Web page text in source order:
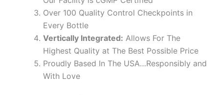
Over 100 Quality Control Checkpoints in
Every Bottle
Vertically Integrated: Allows For The
Highest Quality at The Best Possible Price
Proudly Based In The USA…Responsibly and
With Love